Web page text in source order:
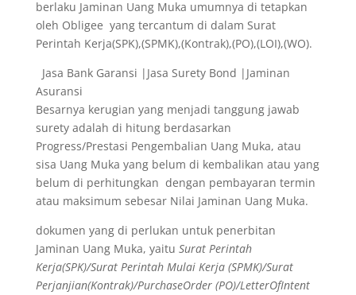
berlaku Jaminan Uang Muka umumnya di tetapkan
oleh Obligee yang tercantum di dalam Surat
Perintah Kerja(SPK),(SPMK),(Kontrak),(PO),(LOI),(WO).
Jasa Bank Garansi |Jasa Surety Bond |Jaminan
Asuransi
Besarnya kerugian yang menjadi tanggung jawab
surety adalah di hitung berdasarkan
Progress/Prestasi Pengembalian Uang Muka, atau
sisa Uang Muka yang belum di kembalikan atau yang
belum di perhitungkan dengan pembayaran termin
atau maksimum sebesar Nilai Jaminan Uang Muka.
dokumen yang di perlukan untuk penerbitan
Jaminan Uang Muka, yaitu Surat Perintah
Kerja(SPK)/Surat Perintah Mulai Kerja (SPMK)/Surat
Perjanjian(Kontrak)/PurchaseOrder (PO)/LetterOfIntent